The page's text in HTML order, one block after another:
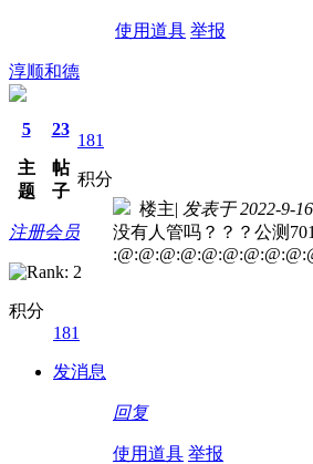
使用道具 举报
淳顺和德
5
主
题
23
帖
子
181
积分
注册会员
积分
181
发消息
楼主| 发表于 2022-9-
没有人管吗？？？公测
回复
使用道具 举报